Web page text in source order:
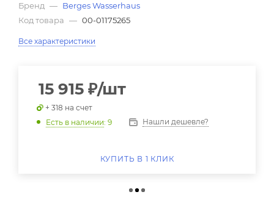
Бренд — Berges Wasserhaus
Код товара — 00-01175265
Все характеристики
15 915 ₽/шт
+ 318 на счет
Есть в наличии: 9 Нашли дешевле?
КУПИТЬ В 1 КЛИК